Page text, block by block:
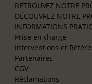
RETROUVEZ NOTRE
DÉCOUVREZ NOTRE
INFORMATIONS
Prise en charge
Interventions et
Partenaires
CGV
Réclamations